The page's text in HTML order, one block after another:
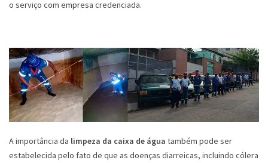
o serviço com empresa credenciada.
A importância da limpeza da caixa de água também pode ser
estabelecida pelo fato de que as doenças diarreicas, incluindo cólera